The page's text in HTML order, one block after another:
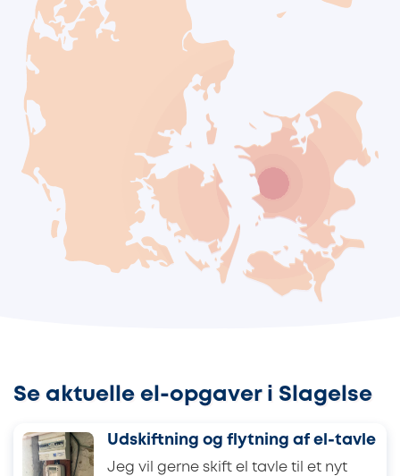
Se aktuelle el-opgaver i Slagelse
Udskiftning og flytning af el-tavle
Jeg vil gerne skift el tavle til et nyt